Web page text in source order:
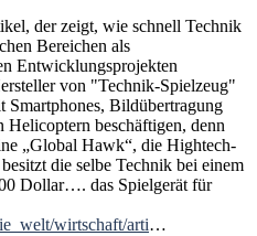
der zeigt, wie schnell Technik
Bereichen als
Entwicklungsprojekten
von "Technik-Spielzeug"
Bildübertragung
Helicoptern beschäftigen, denn
„Global Hawk“, die Hightech-
die selbe Technik bei einem
Dollar…. das Spielgerät für
wirtschaft/arti…